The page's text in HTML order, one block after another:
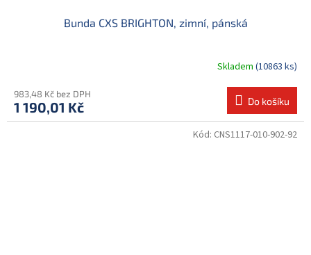
Bunda CXS BRIGHTON, zimní, pánská
Skladem (10863 ks)
983,48 Kč bez DPH
1 190,01 Kč Do košíku
Kód: CNS1117-010-902-92